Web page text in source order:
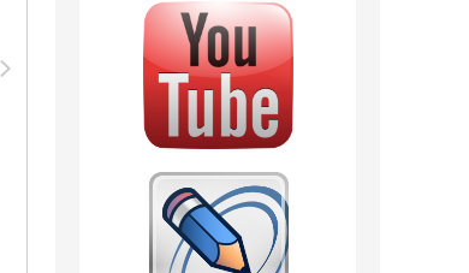
Парфюмерия Silvana
Silvana W377 Cacharel